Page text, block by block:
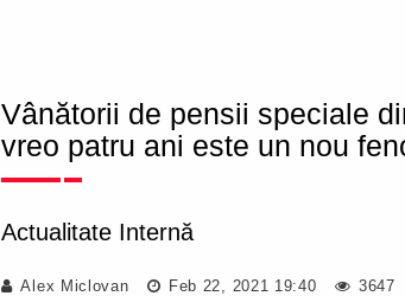
Vânătorii de pensii speciale
vreo patru ani este un nou
Actualitate Internă
Alex Miclovan Feb 22, 2021 19:40 3647